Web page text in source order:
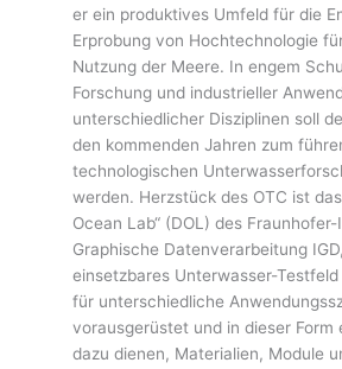
er ein produktives Umfeld für die
Erprobung von Hochtechnologie
Nutzung der Meere. In engem
Forschung und industrieller
unterschiedlicher Disziplinen soll
den kommenden Jahren zum
technologischen
werden. Herzstück des OTC ist
Ocean Lab“ (DOL) des
Graphische Datenverarbeitung
einsetzbares Unterwasser-
für unterschiedliche
vorausgerüstet und in dieser Form
dazu dienen, Materialien, Module